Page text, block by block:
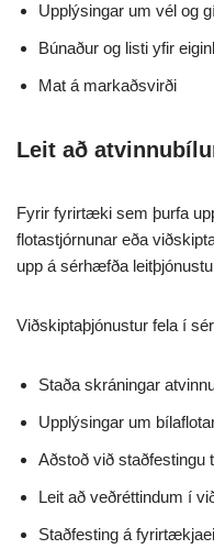
Upplýsingar um vél og
Búnaður og listi yfir
Mat á markaðsvirði
Leit að
Fyrir fyrirtæki sem þurfa
flotastjórnunar eða
upp á sérhæfða
Viðskiptaþjónustur fela í
Staða skráningar
Upplýsingar um
Aðstoð við staðfestingu
Leit að veðréttindum í
Staðfesting á